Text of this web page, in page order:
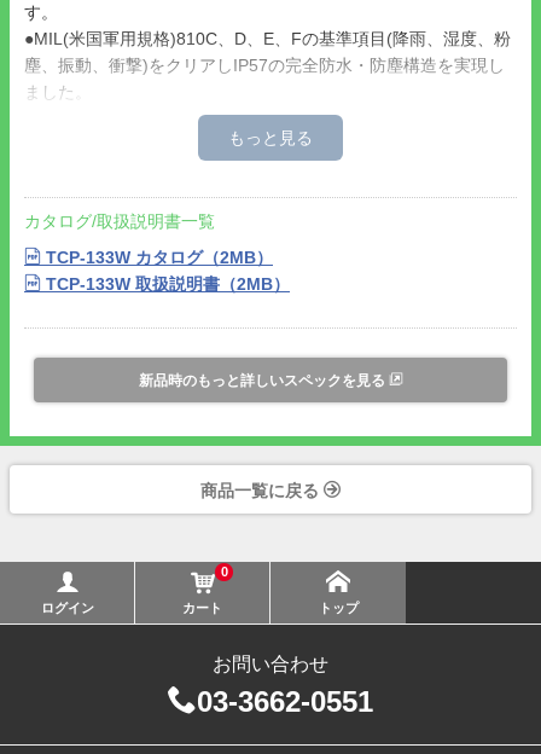
す。
●MIL(米国軍用規格)810C、D、E、Fの基準項目(降雨、湿度、粉
塵、振動、衝撃)をクリアしIP57の完全防水・防塵構造を実現し
ました。
カタログ/取扱説明書一覧
TCP-133W カタログ（2MB）
TCP-133W 取扱説明書（2MB）
新品時のもっと詳しいスペックを見る
商品一覧に戻る
ログイン
0
カート トップ
お問い合わせ
03-3662-0551